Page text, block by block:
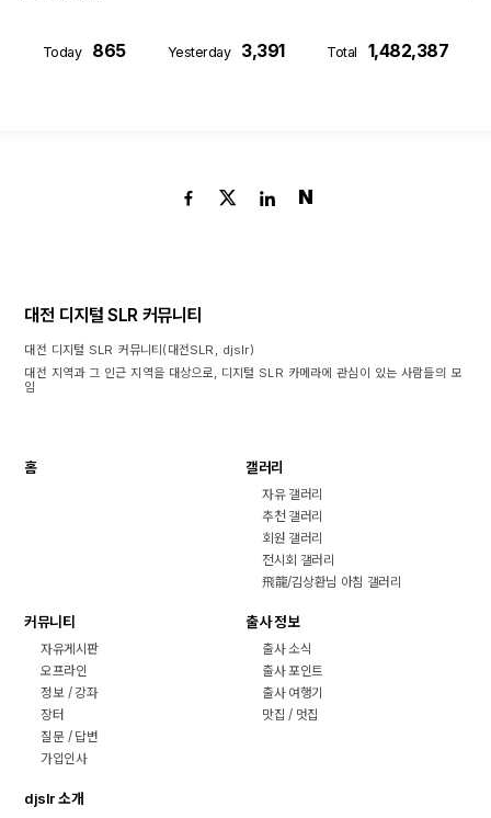
Today 865 Yesterday 3,391 Total 1,482,387
N
대전 디지털 SLR 커뮤니티
대전 디지털 SLR 커뮤니티(대전SLR, djslr)
대전 지역과 그 인근 지역을 대상으로, 디지털 SLR 카메라에 관심이 있는 사람들의 모
임
홈 갤러리
자유 갤러리
추천 갤러리
회원 갤러리
전시회 갤러리
飛龍/김상환님 아침 갤러리
커뮤니티
자유게시판
오프라인
정보 / 강좌
장터
질문 / 답변
가입인사
출사 정보
출사 소식
출사 포인트
출사 여행기
맛집 / 멋집
djslr 소개